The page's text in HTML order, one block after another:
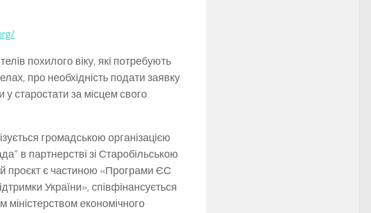
похилого віку, які потребують
про необхідність подати заявку
старостати за місцем свого
громадською організацією
в партнерстві зі Старобільською
проєкт є частиною «Програми ЄС
України», співфінансується
економічного